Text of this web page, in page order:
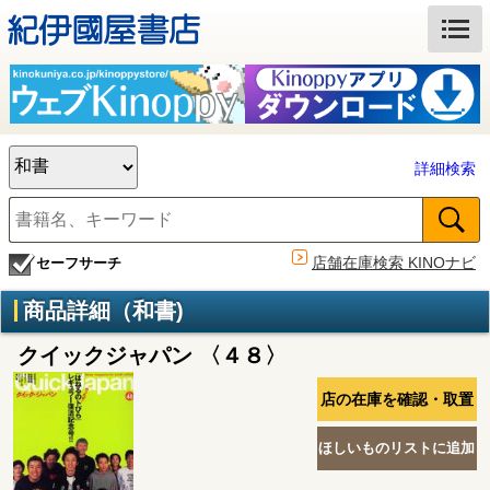
詳細検索
セーフサーチ 店舗在庫検索 KINOナビ
商品詳細（和書)
クイックジャパン 〈４８〉